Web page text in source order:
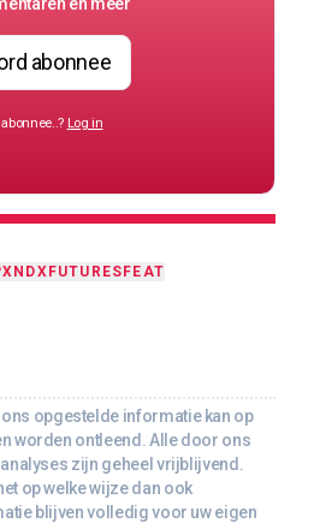
abonnee
Log in
NDX FUTURES FEAT
opgestelde informatie kan op
worden ontleend. Alle door ons
zijn geheel vrijblijvend.
op welke wijze dan ook
blijven volledig voor uw eigen